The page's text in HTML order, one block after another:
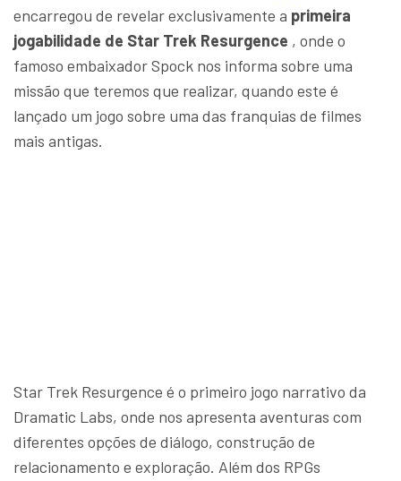
encarregou de revelar exclusivamente a primeira
jogabilidade de Star Trek Resurgence , onde o
famoso embaixador Spock nos informa sobre uma
missão que teremos que realizar, quando este é
lançado um jogo sobre uma das franquias de filmes
mais antigas.
Star Trek Resurgence é o primeiro jogo narrativo da
Dramatic Labs, onde nos apresenta aventuras com
diferentes opções de diálogo, construção de
relacionamento e exploração. Além dos RPGs